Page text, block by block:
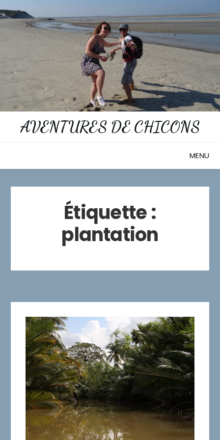
to
content
AVENTURES DE CHICONS
MENU
Étiquette :
plantation